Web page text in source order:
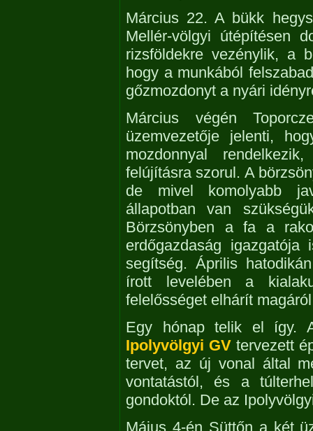
Március 22. A bükk
Mellér-völgyi útépítésen
rizsföldekre vezénylik, a
hogy a munkából
gőzmozdonyt a nyári
Március végén
üzemvezetője jelenti,
mozdonnyal
felújításra szorul. A
de mivel komolyabb
állapotban van
Börzsönyben a fa a
erdőgazdaság
segítség. Április
írott levelében a
felelősséget elhárít
Egy hónap telik el így.
Ipolyvölgyi GV tervezett
tervet, az új vonal által
vontatástól, és a
gondoktól. De az
Május 4-én Süttőn a két